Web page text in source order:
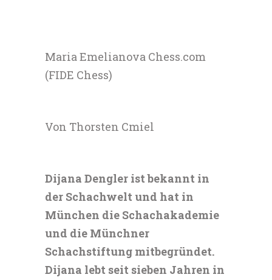
Maria Emelianova Chess.com
(FIDE Chess)
Von Thorsten Cmiel
Dijana Dengler ist bekannt in
der Schachwelt und hat in
München die Schachakademie
und die Münchner
Schachstiftung mitbegründet.
Dijana lebt seit sieben Jahren in